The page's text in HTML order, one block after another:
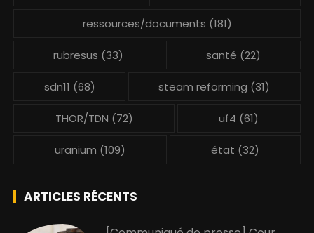
ressources/documents (181)
rubresus (33) santé (22)
sdn11 (68) steam reforming (31)
THOR/TDN (72) uf4 (61)
uranium (109) état (32)
ARTICLES RÉCENTS